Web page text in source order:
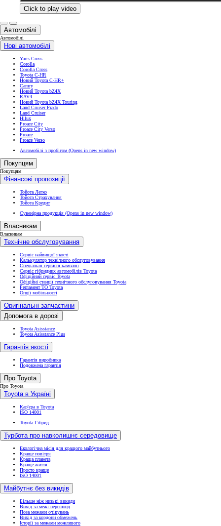
Click to play video
Автомобілі
Автомобілі
Нові автомобілі
Yaris Cross
Corolla
Corolla Cross
Toyota C-HR
Новий Toyota C-HR+
Camry
Новий Toyota bZ4X
RAV4
Новий Toyota bZ4X Touring
Land Cruiser Prado
Land Cruiser
Hilux
Proace City
Proace City Verso
Proace
Proace Verso
Автомобілі з пробігом (Opens in new window)
Покупцям
Покупцям
Фінансові пропозиції
Тойота Легко
Тойота Страхування
Тойота Кредит
Сувенірна продукція (Opens in new window)
Власникам
Власникам
Технічне обслуговування
Сервіс найвищої якості
Калькулятор технічного обслуговування
Спеціальні сервісні кампанії
Сервіс гібридних автомобілів Toyota
Офіційний сервіс Toyota
Офіційні станції технічного обслуговування Toyota
Регламент ТО Toyota
Опції мобільності
Оригінальні запчастини
Допомога в дорозі
Toyota Asisstance
Toyota Asisstance Plus
Гарантія якості
Гарантія виробника
Подовжена гарантія
Про Toyota
Про Toyota
Toyota в Україні
Кар'єра в Toyota
ISO 14001
Toyota Гібрид
Турбота про навколишнє середовище
Екологічна місія для кращого майбутнього
Краще повітря
Краща планета
Краще життя
Просто краще
ISO 14001
Майбутнє без викидів
Більше ніж низькі викиди
Вихід за межі перешкод
Поза межами очікувань
Вихід за кордони обмежень
Історії за межами можливого